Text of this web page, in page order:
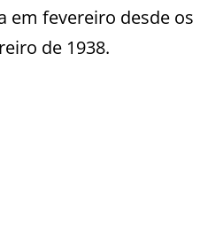
em fevereiro desde os
de 1938.